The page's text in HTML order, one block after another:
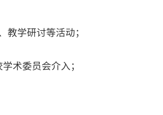
学研讨等活动；
学术委员会介入；